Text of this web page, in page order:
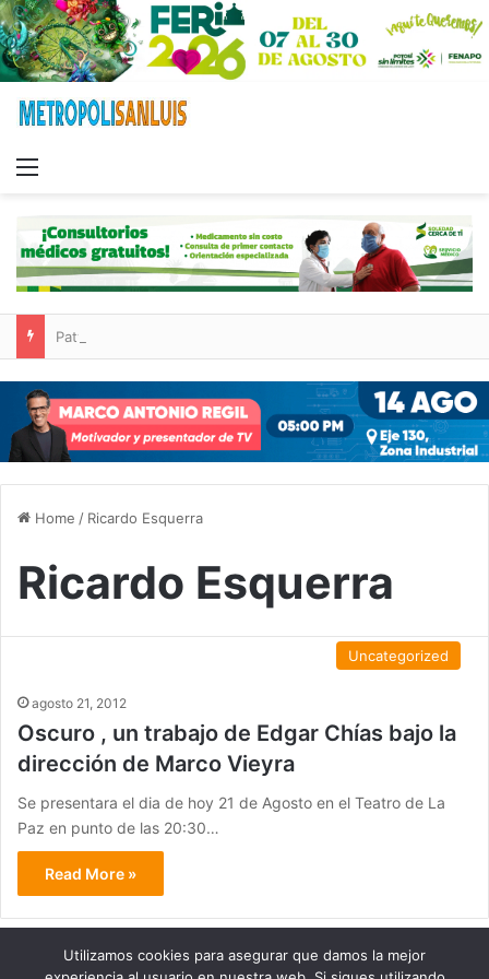
Home / Ricardo Esquerra
Ricardo Esquerra
Uncategorized
agosto 21, 2012
Oscuro , un trabajo de Edgar Chías bajo la
dirección de Marco Vieyra
Se presentara el dia de hoy 21 de Agosto en el Teatro de La
Paz en punto de las 20:30…
Read More »
Utilizamos cookies para asegurar que damos la mejor